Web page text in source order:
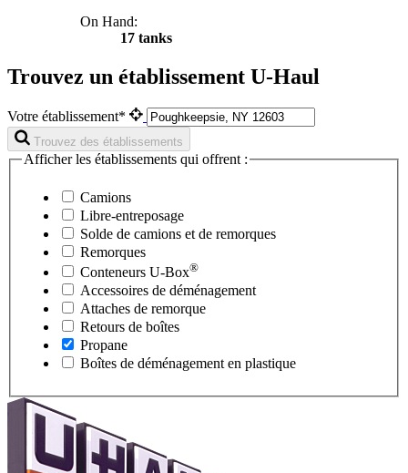
On Hand:
17 tanks
Trouvez un établissement U-Haul
Votre établissement*
Trouvez des établissements
Afficher les établissements qui offrent :
Camions
Libre-entreposage
Solde de camions et de remorques
Remorques
Conteneurs U-Box®
Accessoires de déménagement
Attaches de remorque
Retours de boîtes
Propane
Boîtes de déménagement en plastique